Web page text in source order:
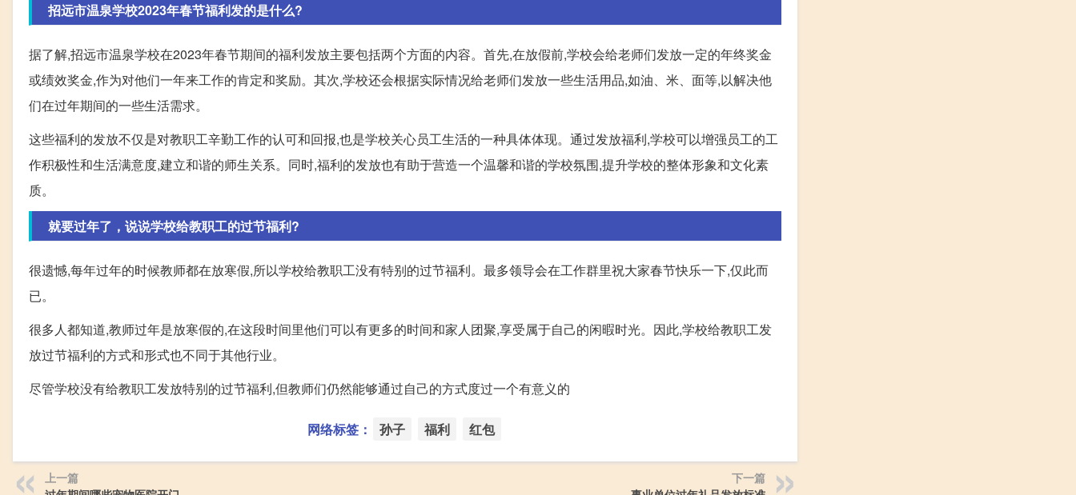
招远市温泉学校2023年春节福利发的是什么?
据了解,招远市温泉学校在2023年春节期间的福利发放主要包括两个方面的内容。首先,在放假前,学校会给老师们发放一定的年终奖金
或绩效奖金,作为对他们一年来工作的肯定和奖励。其次,学校还会根据实际情况给老师们发放一些生活用品,如油、米、面等,以解决他
们在过年期间的一些生活需求。
这些福利的发放不仅是对教职工辛勤工作的认可和回报,也是学校关心员工生活的一种具体体现。通过发放福利,学校可以增强员工的工
作积极性和生活满意度,建立和谐的师生关系。同时,福利的发放也有助于营造一个温馨和谐的学校氛围,提升学校的整体形象和文化素
质。
就要过年了，说说学校给教职工的过节福利?
很遗憾,每年过年的时候教师都在放寒假,所以学校给教职工没有特别的过节福利。最多领导会在工作群里祝大家春节快乐一下,仅此而
已。
很多人都知道,教师过年是放寒假的,在这段时间里他们可以有更多的时间和家人团聚,享受属于自己的闲暇时光。因此,学校给教职工发
放过节福利的方式和形式也不同于其他行业。
尽管学校没有给教职工发放特别的过节福利,但教师们仍然能够通过自己的方式度过一个有意义的
网络标签： 孙子 福利 红包
上一篇
下一篇